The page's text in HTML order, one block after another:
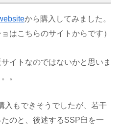
から購入してみました。
はこちらのサイトからです）
イトなのではないかと思いま
。
入もできそうでしたが、若干
たのと、後述するSSP臼を一